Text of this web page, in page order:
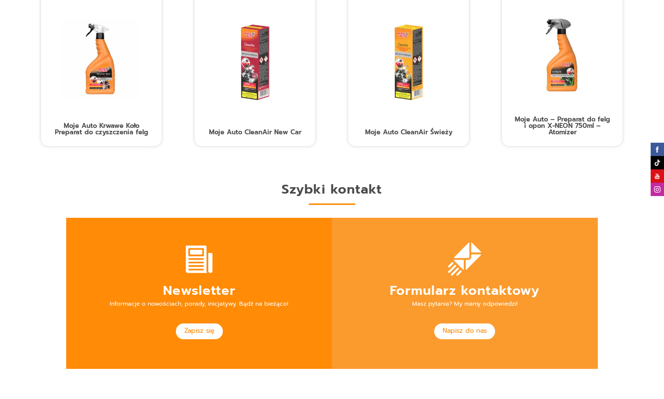
Moje Auto Krwawe Koło
Preparat do czyszczenia felg Moje Auto CleanAir New Car Moje Auto CleanAir Świeży
Moje Auto – Preparat do felg
i opon X-NEON 750ml –
Atomizer
Szybki kontakt
Newsletter
Informacje o nowościach, porady, inicjatywy. Bądź na bieżąco!
Zapisz się
Formularz kontaktowy
Masz pytania? My mamy odpowiedzi!
Napisz do nas